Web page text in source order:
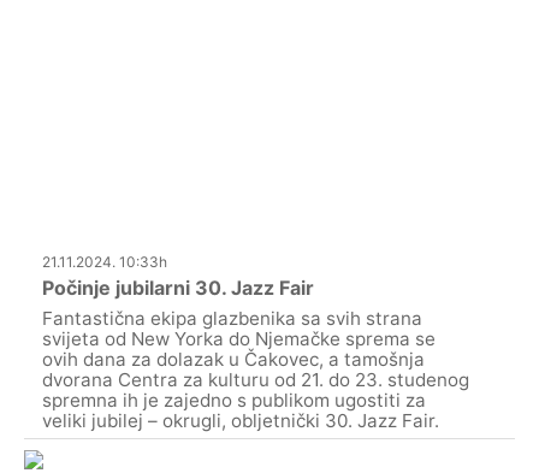
21.11.2024. 10:33h
Počinje jubilarni 30. Jazz Fair
Fantastična ekipa glazbenika sa svih strana
svijeta od New Yorka do Njemačke sprema se
ovih dana za dolazak u Čakovec, a tamošnja
dvorana Centra za kulturu od 21. do 23. studenog
spremna ih je zajedno s publikom ugostiti za
veliki jubilej – okrugli, obljetnički 30. Jazz Fair.